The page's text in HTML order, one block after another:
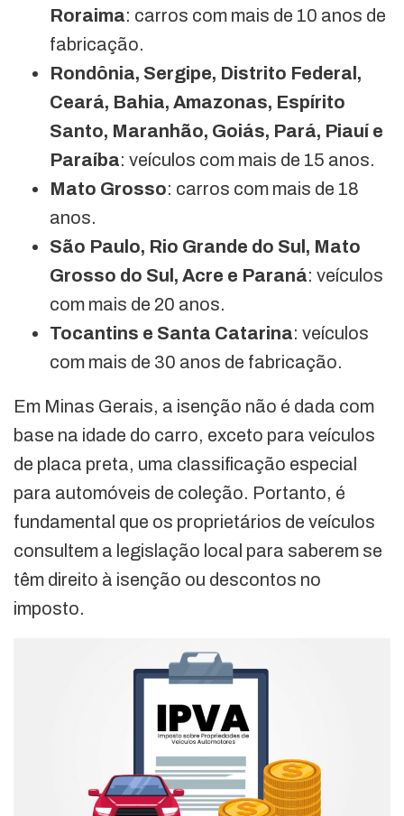
Roraima: carros com mais de 10 anos de
fabricação.
Rondônia, Sergipe, Distrito Federal,
Ceará, Bahia, Amazonas, Espírito
Santo, Maranhão, Goiás, Pará, Piauí e
Paraíba: veículos com mais de 15 anos.
Mato Grosso: carros com mais de 18
anos.
São Paulo, Rio Grande do Sul, Mato
Grosso do Sul, Acre e Paraná: veículos
com mais de 20 anos.
Tocantins e Santa Catarina: veículos
com mais de 30 anos de fabricação.
Em Minas Gerais, a isenção não é dada com
base na idade do carro, exceto para veículos
de placa preta, uma classificação especial
para automóveis de coleção. Portanto, é
fundamental que os proprietários de veículos
consultem a legislação local para saberem se
têm direito à isenção ou descontos no
imposto.